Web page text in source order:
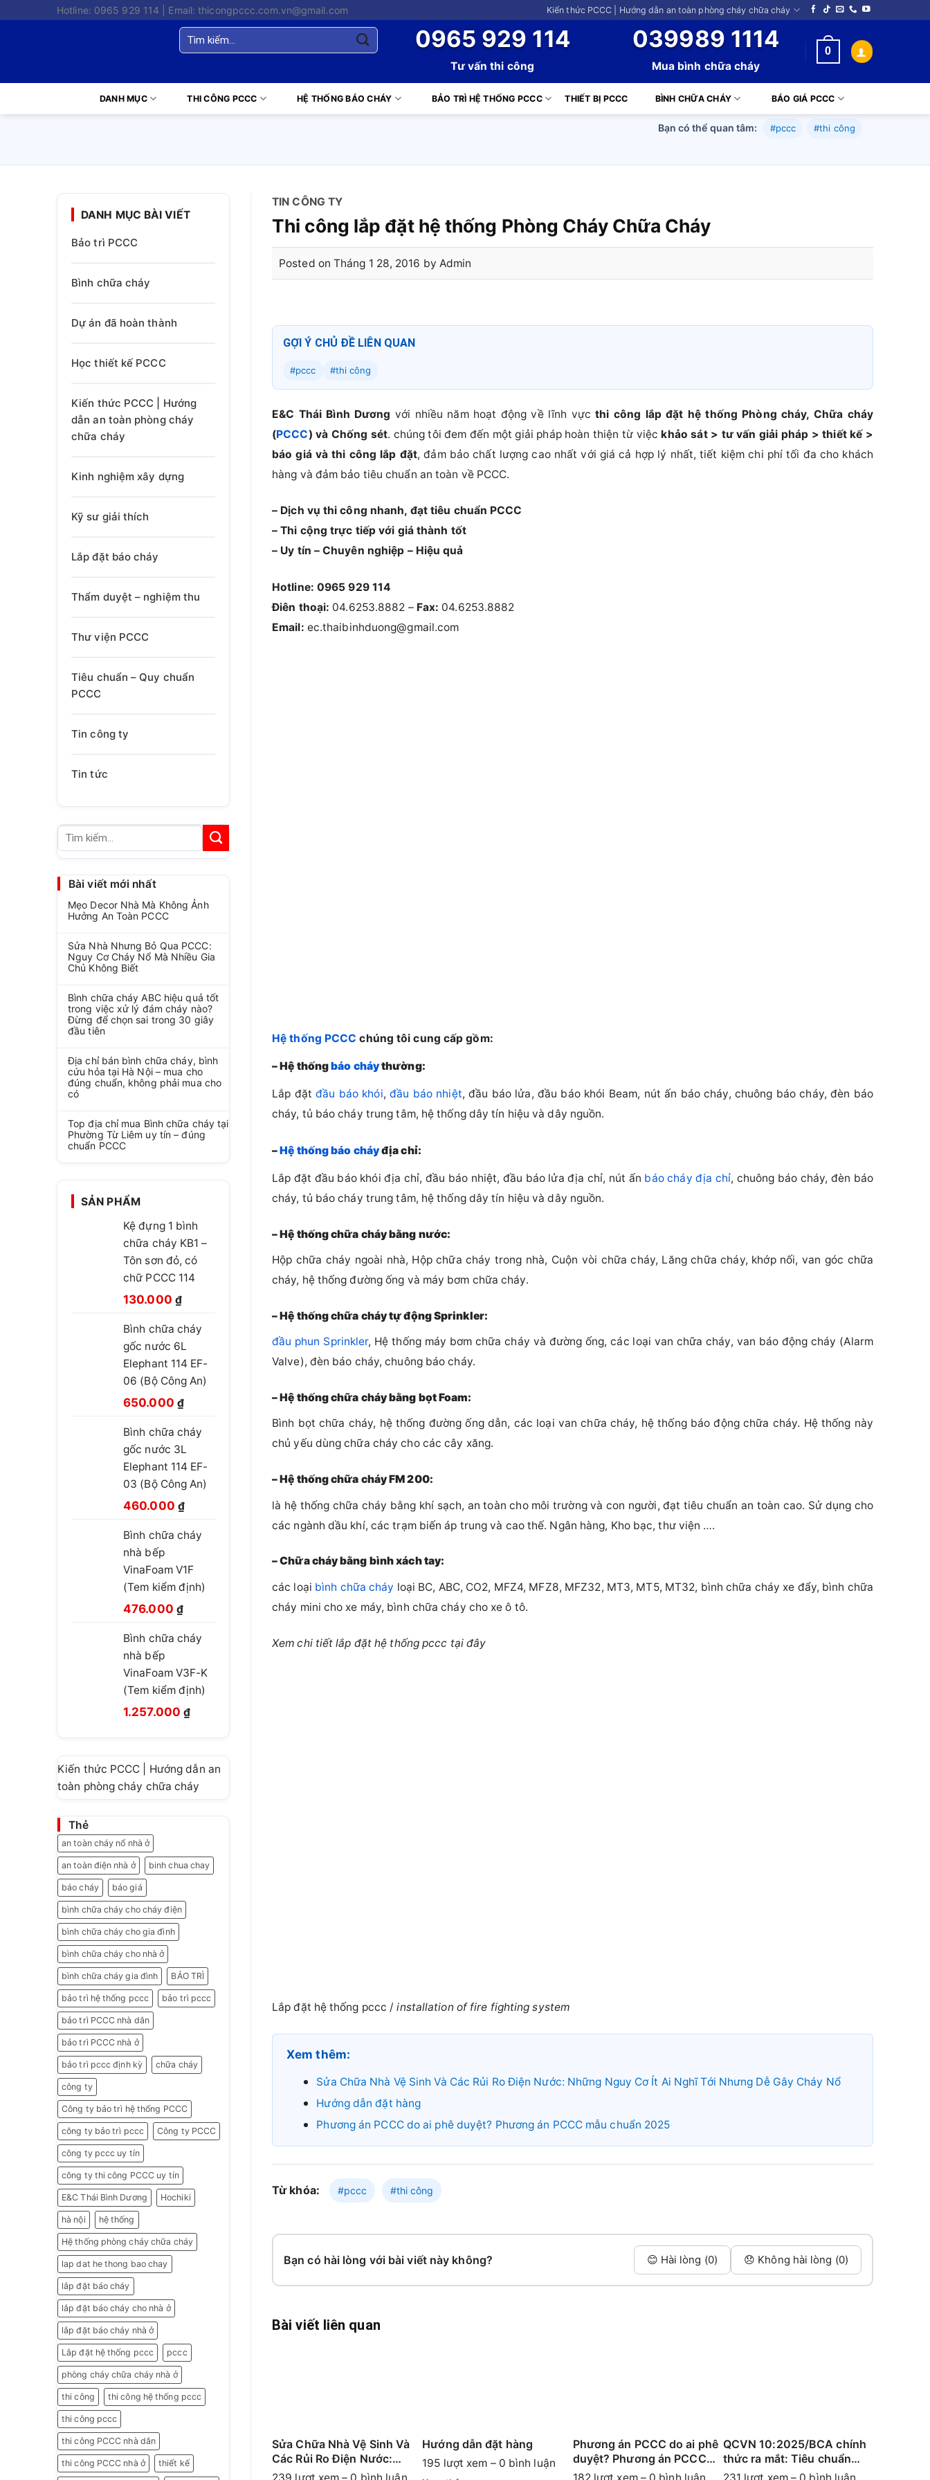
Hotline: 0965 929 114 | Email: thicongpccc.com.vn@gmail.com Kiến thức PCCC | Hướng dẫn an toàn phòng cháy chữa cháy
Tìm
kiếm:
0965 929 114
Tư vấn thi công
039989 1114
Mua bình chữa cháy
0
DANH MỤC THI CÔNG PCCC HỆ THỐNG BÁO CHÁY BẢO TRÌ HỆ THỐNG PCCC THIẾT BỊ PCCC BÌNH CHỮA CHÁY BÁO GIÁ PCCC
Bạn có thể quan tâm: #pccc #thi công
DANH MỤC BÀI VIẾT
Bảo trì PCCC
Bình chữa cháy
Dự án đã hoàn thành
Học thiết kế PCCC
Kiến thức PCCC | Hướng
dẫn an toàn phòng cháy
chữa cháy
Kinh nghiệm xây dựng
Kỹ sư giải thích
Lắp đặt báo cháy
Thẩm duyệt – nghiệm thu
Thư viện PCCC
Tiêu chuẩn – Quy chuẩn
PCCC
Tin công ty
Tin tức
Tìm
kiếm:
Bài viết mới nhất
Mẹo Decor Nhà Mà Không Ảnh
Hưởng An Toàn PCCC
Sửa Nhà Nhưng Bỏ Qua PCCC:
Nguy Cơ Cháy Nổ Mà Nhiều Gia
Chủ Không Biết
Bình chữa cháy ABC hiệu quả tốt
trong việc xử lý đám cháy nào?
Đừng để chọn sai trong 30 giây
đầu tiên
Địa chỉ bán bình chữa cháy, bình
cứu hỏa tại Hà Nội – mua cho
đúng chuẩn, không phải mua cho
có
Top địa chỉ mua Bình chữa cháy tại
Phường Từ Liêm uy tín – đúng
chuẩn PCCC
SẢN PHẨM
Kệ đựng 1 bình
chữa cháy KB1 –
Tôn sơn đỏ, có
chữ PCCC 114
Giá
là:
210.000 ₫.
130.000 ₫Giá
tại
là:
130.000 ₫.
Bình chữa cháy
gốc nước 6L
Elephant 114 EF-
06 (Bộ Công An)
Giá
là:
850.000 ₫.
650.000 ₫Giá
tại
là:
650.000 ₫.
Bình chữa cháy
gốc nước 3L
Elephant 114 EF-
03 (Bộ Công An)
Giá
là:
660.000 ₫.
460.000 ₫Giá
tại
460.000 ₫.
Bình chữa cháy
nhà bếp
VinaFoam V1F
(Tem kiểm định)
Giá
là:
780.000 ₫.
476.000 ₫Giá
tại
476.000 ₫.
Bình chữa cháy
nhà bếp
VinaFoam V3F-K
(Tem kiểm định)
Giá
1.499.999 ₫.
1.257.000 ₫Giá
là:
1.257.000 ₫.
Kiến thức PCCC | Hướng dẫn an
toàn phòng cháy chữa cháy
Thẻ
an toàn cháy nổ nhà ở
an toàn điện nhà ở binh chua chay
báo cháy báo giá
bình chữa cháy cho cháy điện
bình chữa cháy cho gia đình
bình chữa cháy cho nhà ở
bình chữa cháy gia đình BẢO TRÌ
bảo trì hệ thống pccc bảo trì pccc
bảo trì PCCC nhà dân
bảo trì PCCC nhà ở
bảo trì pccc định kỳ chữa cháy
công ty
Công ty bảo trì hệ thống PCCC
công ty bảo trì pccc Công ty PCCC
công ty pccc uy tín
công ty thi công PCCC uy tín
E&C Thái Bình Dương Hochiki
hà nội hệ thống
Hệ thống phòng cháy chữa cháy
lap dat he thong bao chay
lắp đặt báo cháy
lắp đặt báo cháy cho nhà ở
lắp đặt báo cháy nhà ở
Lắp đặt hệ thống pccc pccc
phòng cháy chữa cháy nhà ở
thi công thi công hệ thống pccc
thi công pccc
thi công PCCC nhà dân
thi công PCCC nhà ở thiết kế
TIN CÔNG TY
Thi công lắp đặt hệ thống Phòng Cháy Chữa Cháy
Posted on Tháng 1 28, 2016 by Admin
GỢI Ý CHỦ ĐỀ LIÊN QUAN
#pccc #thi công
E&C Thái Bình Dương với nhiều năm hoạt động về lĩnh vựcthi công lắp đặt hệ thống Phòng cháy, Chữa cháy
(PCCC) và Chống sét. chúng tôi đem đến một giải pháp hoàn thiện từ việc khảo sát > tư vấn giải pháp > thiết kế >
báo giá và thi công lắp đặt, đảm bảo chất lượng cao nhất với giá cả hợp lý nhất, tiết kiệm chi phí tối đa cho khách
hàng và đảm bảo tiêu chuẩn an toàn về PCCC.
– Dịch vụ thi công nhanh, đạt tiêu chuẩn PCCC
– Thi cộng trực tiếp với giá thành tốt
– Uy tín – Chuyên nghiệp – Hiệu quả
Hotline: 0965 929 114
Điên thoại: 04.6253.8882 – Fax: 04.6253.8882
Email: ec.thaibinhduong@gmail.com
Hệ thống PCCC chúng tôi cung cấp gồm:
– Hệ thốngbáo cháythường:
Lắp đặtđầu báo khói,đầu báo nhiệt, đầu báo lửa, đầu báo khói Beam, nút ấn báo cháy, chuông báo cháy, đèn báo
cháy, tủ báo cháy trung tâm, hệ thống dây tín hiệu và dây nguồn.
–Hệ thống báo cháyđịa chỉ:
Lắp đặt đầu báo khói địa chỉ, đầu báo nhiệt, đầu báo lửa địa chỉ, nút ấn báo cháy địa chỉ, chuông báo cháy, đèn báo
cháy, tủ báo cháy trung tâm, hệ thống dây tín hiệu và dây nguồn.
– Hệ thống chữa cháy bằng nước:
Hộp chữa cháy ngoài nhà, Hộp chữa cháy trong nhà, Cuộn vòi chữa cháy, Lăng chữa cháy, khớp nối, van góc chữa
cháy, hệ thống đường ống và máy bơm chữa cháy.
– Hệ thống chữa cháy tự động Sprinkler:
đầu phun Sprinkler, Hệ thống máy bơm chữa cháy và đường ống, các loại van chữa cháy, van báo động cháy (Alarm
Valve), đèn báo cháy, chuông báo cháy.
– Hệ thống chữa cháy bằng bọt Foam:
Bình bọt chữa cháy, hệ thống đường ống dẫn, các loại van chữa cháy, hệ thống báo động chữa cháy. Hệ thống này
chủ yếu dùng chữa cháy cho các cây xăng.
– Hệ thống chữa cháy FM 200:
là hệ thống chữa cháy bằng khí sạch, an toàn cho môi trường và con người, đạt tiêu chuẩn an toàn cao. Sử dụng cho
các ngành dầu khí, các trạm biến áp trung và cao thế. Ngân hàng, Kho bạc, thư viện ….
– Chữa cháy bằng bình xách tay:
các loại bình chữa cháy loại BC, ABC, CO2, MFZ4, MFZ8, MFZ32, MT3, MT5, MT32, bình chữa cháy xe đẩy, bình chữa
cháy mini cho xe máy, bình chữa cháy cho xe ô tô.
Xem chi tiết lắp đặt hệ thống pccc tại đây
Lắp đặt hệ thống pccc / installation of fire fighting system
Xem thêm:
Sửa Chữa Nhà Vệ Sinh Và Các Rủi Ro Điện Nước: Những Nguy Cơ Ít Ai Nghĩ Tới Nhưng Dễ Gây Cháy Nổ
Hướng dẫn đặt hàng
Phương án PCCC do ai phê duyệt? Phương án PCCC mẫu chuẩn 2025
Từ khóa: #pccc #thi công
Bạn có hài lòng với bài viết này không? 😊 Hài lòng (0) 😞 Không hài lòng (0)
Bài viết liên quan
Sửa Chữa Nhà Vệ Sinh Và
Các Rủi Ro Điện Nước:
Những Nguy Cơ Ít Ai Nghĩ
Hướng dẫn đặt hàng
195 lượt xem – 0 bình luận
Phương án PCCC do ai phê
duyệt? Phương án PCCC
mẫu chuẩn 2025
QCVN 10:2025/BCA chính
thức ra mắt: Tiêu chuẩn
mới về PCCC cho nhà và